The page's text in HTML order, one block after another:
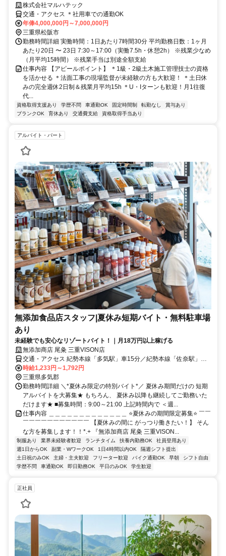
株式会社マルハテック
交通・アクセス ＊社用車での通勤OK
年俸4,000,000円～7,000,000円
三重県松阪市
勤務時間詳細 実働時間：1日あたり7時間30分 平均勤務日数：1ヶ月
あたり20日 〜 23日 7:30～17:00（実働7.5h・休憩2h） ※残業少なめ
（月平均15時間） ※残業手当は別途全額支給
仕事内容 【アピールポイント】 ＊1級・2級土木施工管理技士の資格
を活かせる ＊法面工事の現場監督が未経験の方も大歓迎！ ＊土日休
みの完全週休2日制＆残業月平均15h ＊U・Iターンも歓迎！月1往復
代...
資格取得支援あり 学歴不問 車通勤OK 固定時間制 転勤なし
賞与あり
ブランクOK
育休あり 交通費支給 資格取得手当あり
アルバイト・パート
無添加食品店スタッフ|夏休み短期バイト・無料駐車場
あり
未経験でも安心なリゾートバイト！｜月18万円以上稼げる
無添加商店 尾粂 三重VISON店
交通・アクセス 紀勢本線「多気駅」車15分／紀勢本線「佐奈駅」車
20分／紀勢本線「相可駅」車20分
時給1,233円～1,792円
三重県多気郡
勤務時間詳細 ＼*夏休み限定の特別バイト*／ 夏休み期間だけの 短期
アルバイトを大募集★ もちろん、 夏休み以降も継続してご勤務いた
だけます★ ■募集時間：9:00～21:00 上記時間内で ＜週...
仕事内容 ＿＿＿＿＿＿＿＿＿＿＿＿＿ ⭐夏休みの期間限定募集⭐ ￣￣
￣￣￣￣￣￣￣￣￣￣￣ 【夏休みの間に がっつり働きたい！】 そん
な方を募集します！！*.+ 『無添加商店 尾粂 三重VISON...
制服あり 業界未経験者歓迎 ランチタイム 扶養内勤務OK
社員登用あり
週1日からOK
副業・WワークOK 1日4時間以内OK
隔週シフト提出
土日祝のみOK
主婦・主夫歓迎 フリーター歓迎 バイク通勤OK 早朝
シフト自由
学歴不問
車通勤OK 即日勤務OK 平日のみOK 学生歓迎
正社員